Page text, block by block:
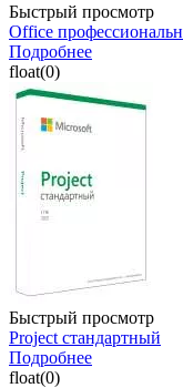
Быстрый просмотр
Office
Подробнее
float(0)
Быстрый просмотр
Project стандартный
Подробнее
float(0)